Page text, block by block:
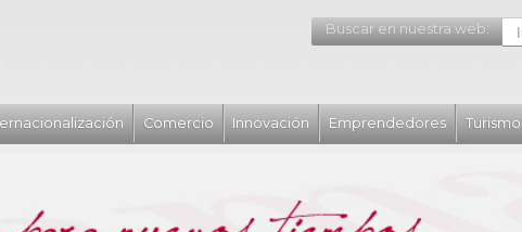
Buscar en nuestra web:
Comercio Innovación Emprendedores Turismo